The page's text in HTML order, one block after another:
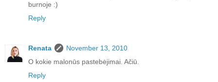
burnoje :)
Reply
Renata
November 13, 2010
O kokie malonūs pastebėjimai. Ačiū.
Reply